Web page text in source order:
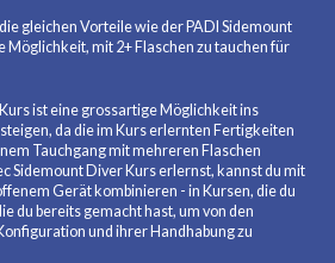
gleichen Vorteile wie der PADI Sidemount
Möglichkeit, mit 2+ Flaschen zu tauchen für
ist eine grossartige Möglichkeit ins
da die im Kurs erlernten Fertigkeiten
Tauchgang mit mehreren Flaschen
Sidemount Diver Kurs erlernst, kannst du mit
Gerät kombinieren - in Kursen, die du
du bereits gemacht hast, um von den
und ihrer Handhabung zu